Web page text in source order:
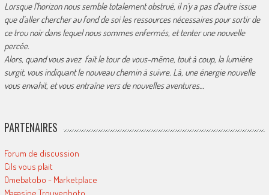
Lorsque l’horizon nous semble totalement obstrué, il n’y a pas d’autre issue
que d’aller chercher au fond de soi les ressources nécessaires pour sortir de
ce trou noir dans lequel nous sommes enfermés, et tenter une nouvelle
percée.
Alors, quand vous avez fait le tour de vous-même, tout à coup, la lumière
surgit, vous indiquant le nouveau chemin à suivre. Là, une énergie nouvelle
vous envahit, et vous entraîne vers de nouvelles aventures…
PARTENAIRES
Forum de discussion
Cils vous plait
Omebatobo - Marketplace